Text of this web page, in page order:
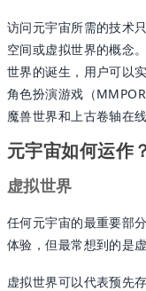
访问元宇宙所需的技术
空间或虚拟世界的概念
世界的诞生，用户可以
角色扮演游戏（
魔兽世界和上古卷轴在
元宇宙如何运作
虚拟世界
任何元宇宙的最重要部
体验，但最常想到的是虚
虚拟世界可以代表预先